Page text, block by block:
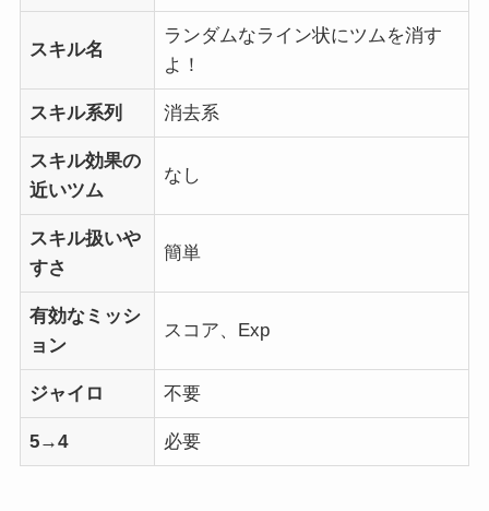
スキル名
ランダムなライン状にツムを消す
よ！
スキル系列 消去系
スキル効果の
近いツム
なし
スキル扱いや
すさ
簡単
有効なミッシ
ョン
スコア、Exp
ジャイロ 不要
5→4 必要